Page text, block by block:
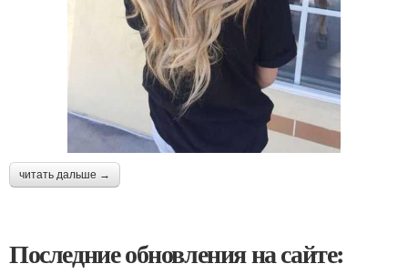
читать дальше →
Последние обновления на сайте: